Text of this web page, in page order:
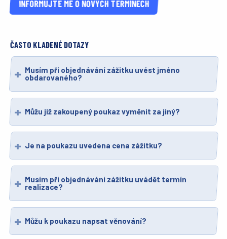
INFORMUJTE MĚ O NOVÝCH TERMÍNECH
ČASTO KLADENÉ DOTAZY
Musím při objednávání zážitku uvést jméno
obdarovaného?
Můžu již zakoupený poukaz vyměnit za jiný?
Je na poukazu uvedena cena zážitku?
Musím při objednávání zážitku uvádět termín
realizace?
Můžu k poukazu napsat věnování?